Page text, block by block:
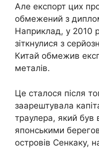
Але експорт цих
обмежений з
Наприклад, у 2010
зіткнулися з
Китай обмежив
металів.
Це сталося після
заарештувала
траулера, який був
японськими
островів Сенкаку,